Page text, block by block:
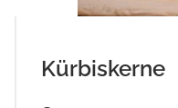
Kürbiskerne